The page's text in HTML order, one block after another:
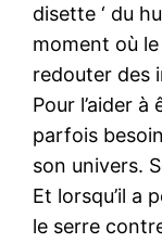
disette ‘ du
moment où
redouter des
Pour l’aider
parfois
son univers.
Et lorsqu’il a
le serre